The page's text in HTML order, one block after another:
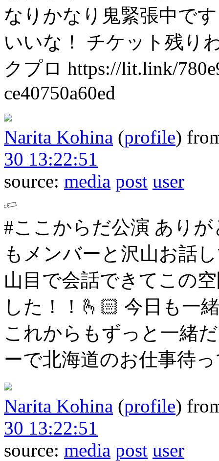
なりかなり鬼緊張中で
いいな！
チケット残り
クプロ https://lit.link/
ce40750a60ed
Narita Kohina (profile)
30 13:22:51
source: media post user
#ここからだ公演 ありが
もメンバーと沢山お話
山目で会話できてこの
した！！🫰🏻 今日も一
これからもずっと一緒
ーで北海道のお仕事待
Narita Kohina (profile)
30 13:22:51
source: media post user